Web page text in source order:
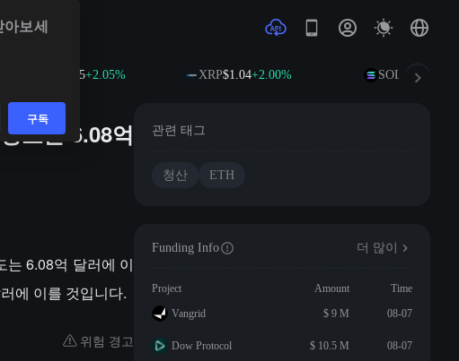
+2.05% XRP$1.04+2.00% SOL$76.27
도는 6.08억
6.08억 달러에 이
에 이를 것입니다.
위험 경고
관련 태그
청산 ETH
Funding Info 더 많이
Project Amount
Time
Vangrid
$ 9 M 08-07
Dow Protocol $ 10.5 M 08-07
보세
구독